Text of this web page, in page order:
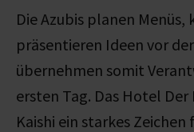
Die Azubis planen
präsentieren Ideen vor
übernehmen somit
ersten Tag. Das Hotel
Kaishi ein starkes